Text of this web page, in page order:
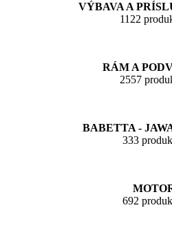
VÝBAVA A
1122
RÁM A
2557
BABETTA -
333
692